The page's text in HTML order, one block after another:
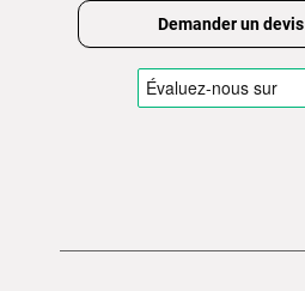
Demander un devis